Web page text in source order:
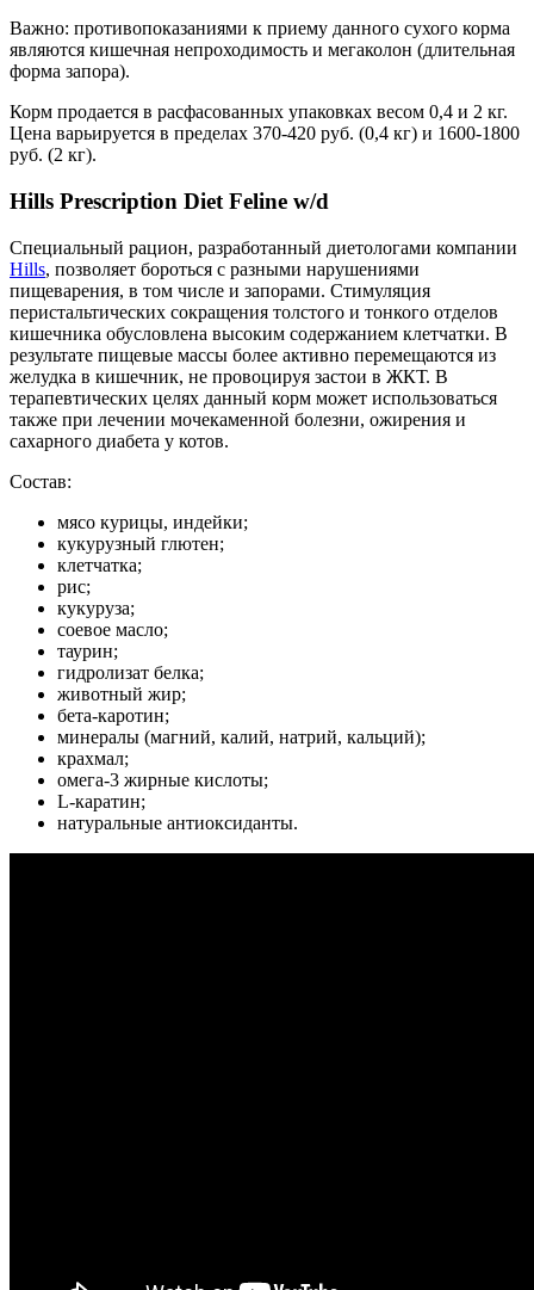
Важно: противопоказаниями к приему данного сухого корма
являются кишечная непроходимость и мегаколон (длительная
форма запора).
Корм продается в расфасованных упаковках весом 0,4 и 2 кг.
Цена варьируется в пределах 370-420 руб. (0,4 кг) и 1600-1800
руб. (2 кг).
Hills Prescription Diet Feline w/d
Специальный рацион, разработанный диетологами компании
Hills, позволяет бороться с разными нарушениями
пищеварения, в том числе и запорами. Стимуляция
перистальтических сокращения толстого и тонкого отделов
кишечника обусловлена высоким содержанием клетчатки. В
результате пищевые массы более активно перемещаются из
желудка в кишечник, не провоцируя застои в ЖКТ. В
терапевтических целях данный корм может использоваться
также при лечении мочекаменной болезни, ожирения и
сахарного диабета у котов.
Состав:
мясо курицы, индейки;
кукурузный глютен;
клетчатка;
рис;
кукуруза;
соевое масло;
таурин;
гидролизат белка;
животный жир;
бета-каротин;
минералы (магний, калий, натрий, кальций);
крахмал;
омега-3 жирные кислоты;
L-каратин;
натуральные антиоксиданты.